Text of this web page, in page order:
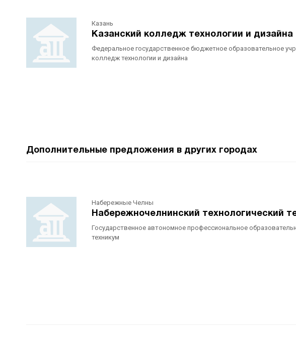
Казань
Казанский колледж технологии и дизайна
Федеральное государственное бюджетное образовательное
колледж технологии и дизайна
Дополнительные предложения в других городах
Набережные Челны
Набережночелнинский технологический
Государственное автономное профессиональное
техникум